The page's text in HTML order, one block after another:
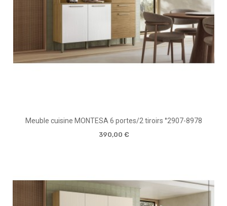
Meuble cuisine MONTESA 6 portes/2 tiroirs °2907-8978
390,00 €